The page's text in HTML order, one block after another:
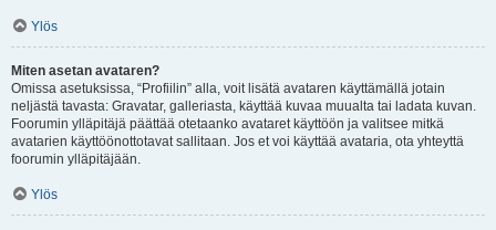
Ylös
Miten asetan avataren?
Omissa asetuksissa, “Profiilin” alla, voit lisätä avataren käyttämällä jotain
neljästä tavasta: Gravatar, galleriasta, käyttää kuvaa muualta tai ladata kuvan.
Foorumin ylläpitäjä päättää otetaanko avataret käyttöön ja valitsee mitkä
avatarien käyttöönottotavat sallitaan. Jos et voi käyttää avataria, ota yhteyttä
foorumin ylläpitäjään.
Ylös